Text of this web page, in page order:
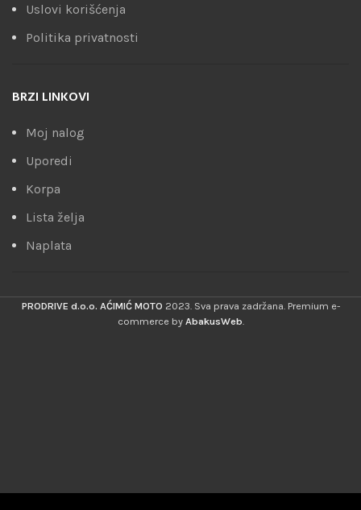
Uslovi korišćenja
Politika privatnosti
BRZI LINKOVI
Moj nalog
Uporedi
Korpa
Lista želja
Naplata
PRODRIVE d.o.o. AĆIMIĆ MOTO 2023. Sva prava zadržana. Premium e-
commerce by AbakusWeb